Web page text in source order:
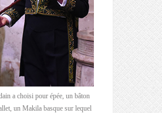
a choisi pour épée, un bâton
un Makila basque sur lequel